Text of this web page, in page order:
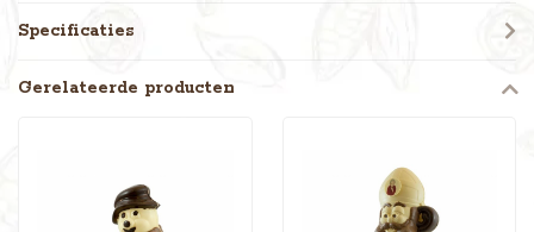
Specificaties
Gerelateerde producten